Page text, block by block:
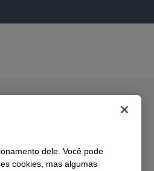
dele. Você pode
cookies, mas algumas